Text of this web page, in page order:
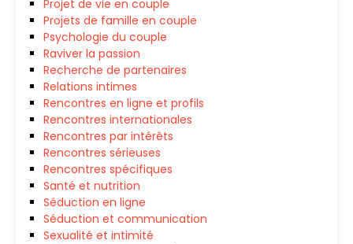
Projet de vie en couple
Projets de famille en couple
Psychologie du couple
Raviver la passion
Recherche de partenaires
Relations intimes
Rencontres en ligne et profils
Rencontres internationales
Rencontres par intérêts
Rencontres sérieuses
Rencontres spécifiques
Santé et nutrition
Séduction en ligne
Séduction et communication
Sexualité et intimité